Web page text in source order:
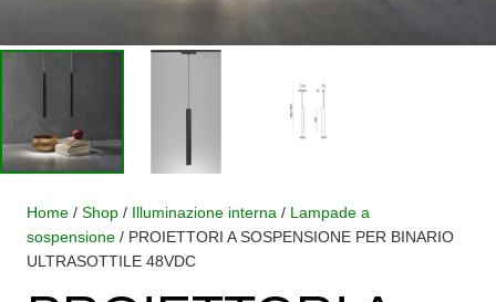
Home / Shop / Illuminazione interna / Lampade a
sospensione / PROIETTORI A SOSPENSIONE PER BINARIO
ULTRASOTTILE 48VDC